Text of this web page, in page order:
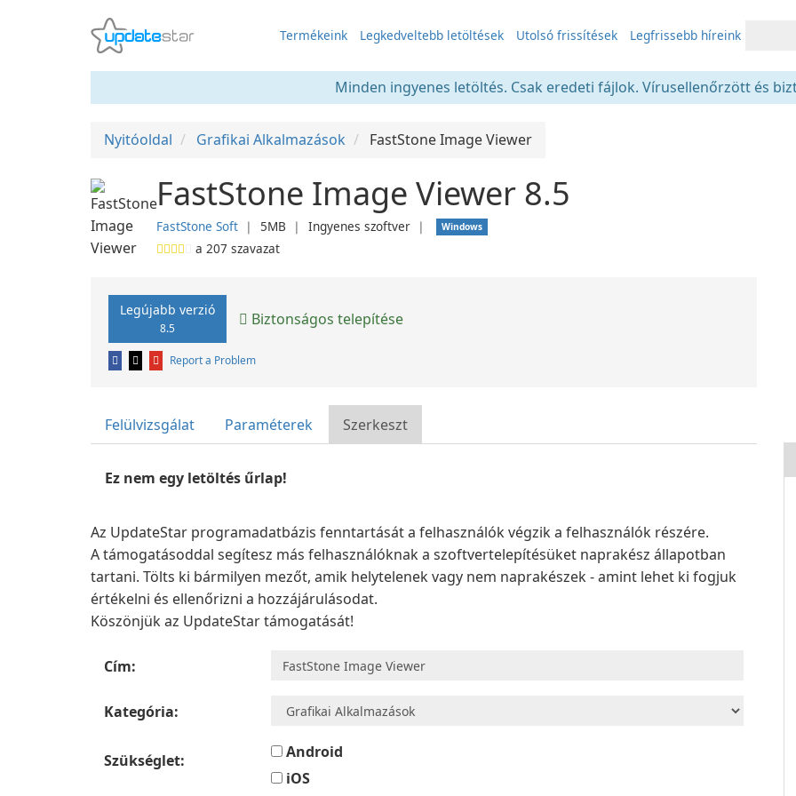
Termékeink Legkedveltebb letöltések Utolsó frissítések Legfrissebb híreink
Minden ingyenes letöltés. Csak eredeti fájlok. Vírusellenőrzött és
Nyitóoldal Grafikai Alkalmazások FastStone Image Viewer
FastStone Image Viewer 8.5
FastStone Soft ❘ 5MB ❘ Ingyenes szoftver ❘ Windows
a 207 szavazat
Legújabb verzió
8.5 Biztonságos telepítése
Report a Problem
Felülvizsgálat Paraméterek Szerkeszt
Ez nem egy letöltés űrlap!
Az UpdateStar programadatbázis fenntartását a felhasználók végzik a felhasználók részére.
A támogatásoddal segítesz más felhasználóknak a szoftvertelepítésüket naprakész állapotban
tartani. Tölts ki bármilyen mezőt, amik helytelenek vagy nem naprakészek - amint lehet ki fogjuk
értékelni és ellenőrizni a hozzájárulásodat.
Köszönjük az UpdateStar támogatását!
Cím:
Kategória:
Szükséglet:
Android
iOS